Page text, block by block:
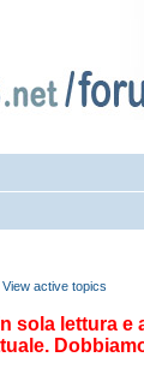
View active topics
in sola lettura